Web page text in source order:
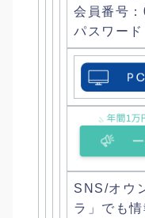
会員番号
パスワー
SNS/オウ
ラ」でも情